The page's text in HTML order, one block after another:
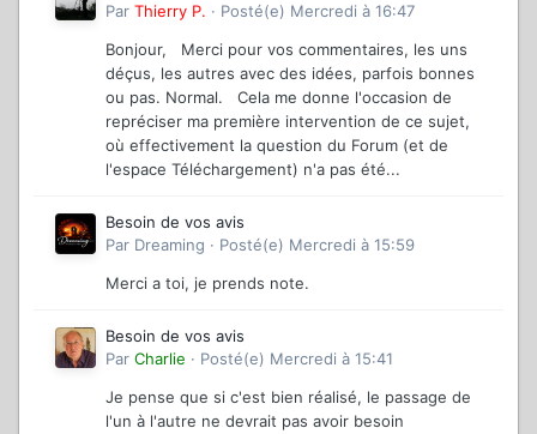
Par Thierry P. · Posté(e) Mercredi à 16:47
Bonjour, Merci pour vos commentaires, les uns
déçus, les autres avec des idées, parfois bonnes
ou pas. Normal. Cela me donne l'occasion de
repréciser ma première intervention de ce sujet,
où effectivement la question du Forum (et de
l'espace Téléchargement) n'a pas été...
Besoin de vos avis
Par Dreaming · Posté(e) Mercredi à 15:59
Merci a toi, je prends note.
Besoin de vos avis
Par Charlie · Posté(e) Mercredi à 15:41
Je pense que si c'est bien réalisé, le passage de
l'un à l'autre ne devrait pas avoir besoin